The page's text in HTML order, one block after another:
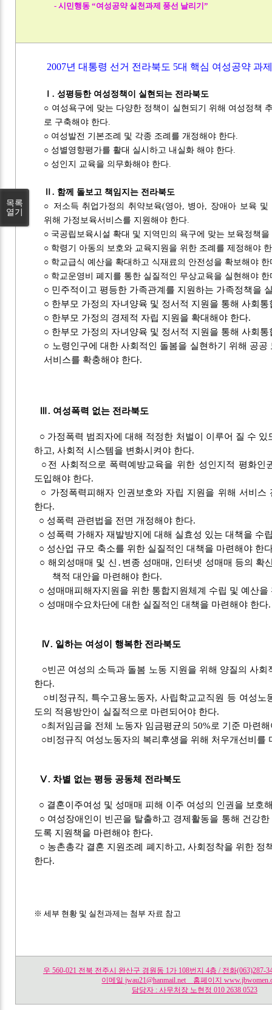
- 시민행동 “여성공약 실천과제 풍선 날리기”
2007년 대통령 선거 전라북도 5대 핵심 여성공약 과
Ⅰ. 성평등한 여성정책이 실현되는 전라북도
○ 여성욕구에 맞는 다양한 정책이 실현되기 위해 여성정책
로 구축해야 한다.
○ 여성발전 기본조례 및 각종 조례를 개정해야 한다.
○ 성별영향평가를 활대 실시하고 내실화 해야 한다.
○ 성인지 교육을 의무화해야 한다.
Ⅱ. 함께 돌보고 책임지는 전라북도
○ 저소득 취업가정의 취약보육(영아, 병아, 장애아 보육 및
위해 가정보육서비스를 지원해야 한다.
○ 국공립보육시설 확대 및 지역민의 욕구에 맞는 보육정책
○ 학령기 아동의 보호와 교육지원을 위한 조례를 제정해야
○ 학교급식 예산을 확대하고 식재료의 안전성을 확보해야 한
○ 학교운영비 폐지를 통한 실질적인 무상교육을 실현해야 한
○ 민주적이고 평등한 가족관계를 지원하는 가족정책을
○ 한부모 가정의 자녀양육 및 정서적 지원을 통해 사회
○ 한부모 가정의 경제적 자립 지원을 확대해야 한다.
○ 한부모 가정의 자녀양육 및 정서적 지원을 통해 사회
○ 노령인구에 대한 사회적인 돌봄을 실현하기 위해 공공
서비스를 확충해야 한다.
Ⅲ. 여성폭력 없는 전라북도
○ 가정폭력 범죄자에 대해 적정한 처벌이 이루어 질 수
하고, 사회적 시스템을 변화시켜야 한다.
○전 사회적으로 폭력예방교육을 위한 성인지적 평화인
도입해야 한다.
○ 가정폭력피해자 인권보호와 자립 지원을 위해 서비스
한다.
○ 성폭력 관련법을 전면 개정해야 한다.
○ 성폭력 가해자 재발방지에 대해 실효성 있는 대책을 수
○ 성산업 규모 축소를 위한 실질적인 대책을 마련해야 한
○ 해외성매매 및 신․변종 성매매, 인터넷 성매매 등의 확
책적 대안을 마련해야 한다.
○ 성매매피해자지원을 위한 통합지원체계 수립 및 예산을
○ 성매매수요차단에 대한 실질적인 대책을 마련해야 한다.
Ⅳ. 일하는 여성이 행복한 전라북도
○빈곤 여성의 소득과 돌봄 노동 지원을 위해 양질의 사회
한다.
○비정규직, 특수고용노동자, 사립학교교직원 등 여성노
도의 적용방안이 실질적으로 마련되어야 한다.
○최저임금을 전체 노동자 임금평균의 50%로 기준 마련
○비정규직 여성노동자의 복리후생을 위해 처우개선비를
Ⅴ. 차별 없는 평등 공동체 전라북도
○ 결혼이주여성 및 성매매 피해 이주 여성의 인권을 보호
○ 여성장애인이 빈곤을 탈출하고 경제활동을 통해 건강
도록 지원책을 마련해야 한다.
○ 농촌총각 결혼 지원조례 폐지하고, 사회정착을 위한 정
한다.
※ 세부 현황 및 실천과제는 첨부 자료 참고
우 560-021 전북 전주시 완산구 경원동 1가 108번지 4층 / 전화(063)287-
이메일 jwau21@hanmail.net 홈페이지
담당자 : 사무처장 노현정 010 2638 0523
목록
열기